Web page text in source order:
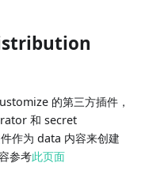
的第三方插件，
和 secret
作为 data 内容来创建
参考此页面